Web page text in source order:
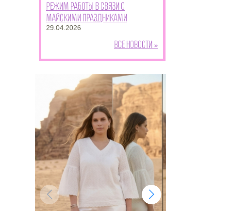
Режим работы в связи с
майскими праздниками
29.04.2026
Все новости »